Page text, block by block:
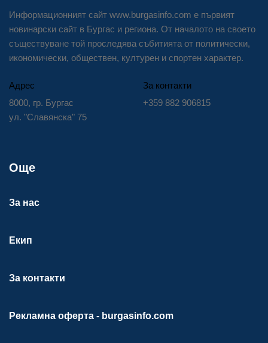
Информационният сайт www.burgasinfo.com е първият
новинарски сайт в Бургас и региона. От началото на своето
съществуване той проследява събитията от политически,
икономически, обществен, културен и спортен характер.
Адрес
8000, гр. Бургас
ул. "Славянска" 75
За контакти
+359 882 906815
Още
За нас
Екип
За контакти
Рекламна оферта - burgasinfo.com